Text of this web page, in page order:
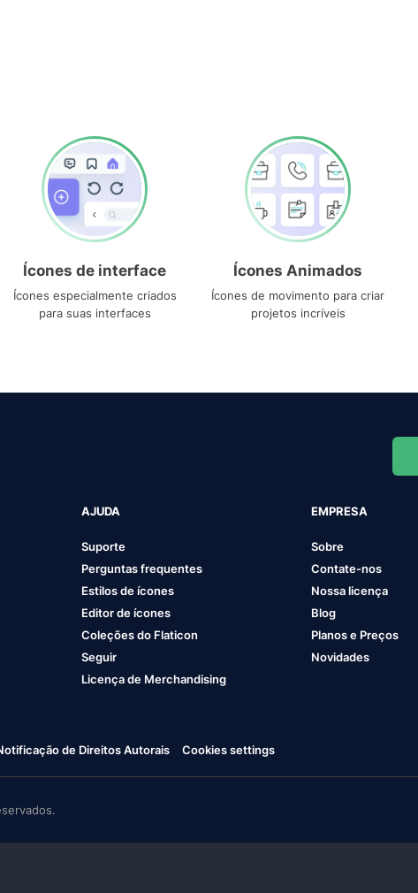
Ícones de interface
Ícones especialmente criados
para suas interfaces
Ícones Animados
Ícones de movimento para criar
projetos incríveis
AJUDA
Suporte
Perguntas frequentes
Estilos de ícones
Editor de ícones
Coleções do Flaticon
Seguir
Licença de Merchandising
EMPRESA
Sobre
Contate-nos
Nossa licença
Blog
Planos e Preços
Novidades
de Direitos Autorais Cookies settings